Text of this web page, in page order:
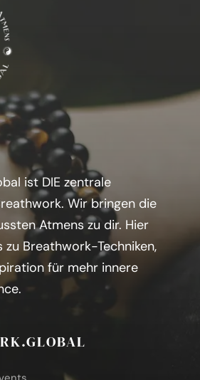
ist DIE zentrale
Wir bringen die
Atmens zu dir. Hier
Breathwork-Techniken,
für mehr innere